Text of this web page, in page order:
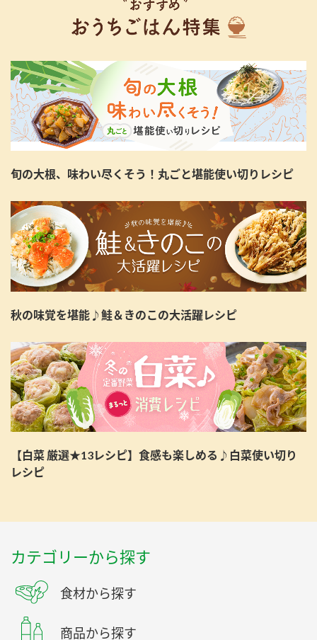
旬の大根、味わい尽くそう！丸ごと堪能使い切りレシピ
秋の味覚を堪能♪鮭＆きのこの大活躍レシピ
【白菜 厳選★13レシピ】食感も楽しめる♪白菜使い切り
レシピ
カテゴリーから探す
食材から探す
商品から探す